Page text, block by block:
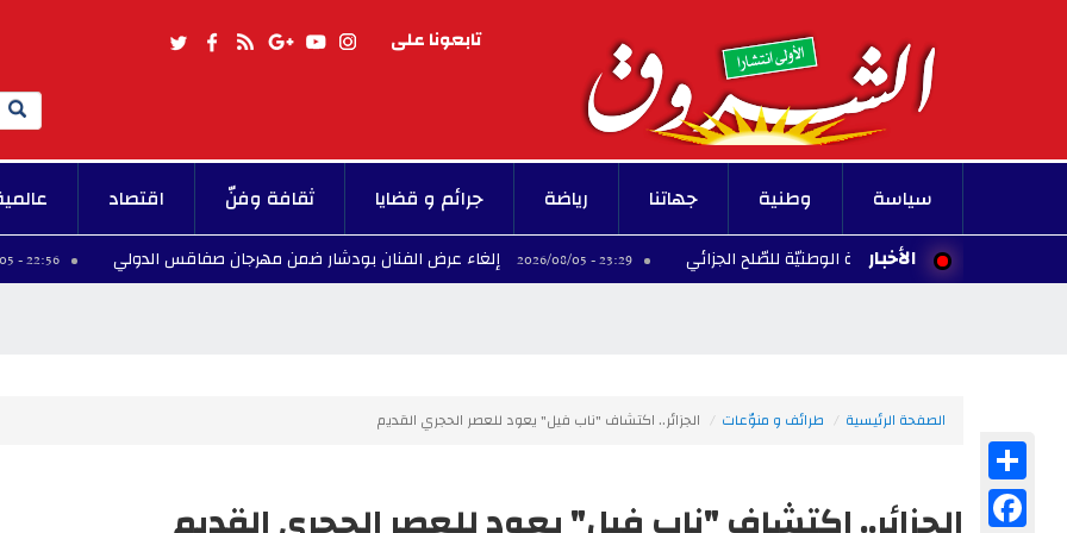
تابعونا على
Search
سياسة وطنية جهاتنا رياضة جرائم و قضايا ثقافة وفنّ اقتصاد
الأخبار
رئيس اللّجنة الوطنيّة للصّلح الجزائي 23:29 - 2026/08/05 إلغاء عرض الفنان بودشار ضمن مهرجان صفاقس الدولي 22:56 - 2026/08/05
الصفحة الرئيسية طرائف و منوّعات الجزائر.. اكتشاف "ناب فيل" يعود للعصر الحجري القديم
Facebook